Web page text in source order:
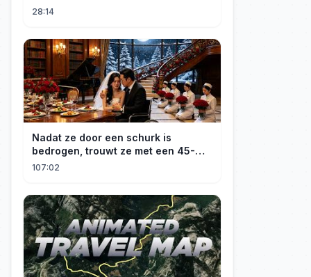
28:14
Nadat ze door een schurk is
bedrogen, trouwt ze met een 45-
jarige, gehandicapte CEO. Verslaafd
107:02